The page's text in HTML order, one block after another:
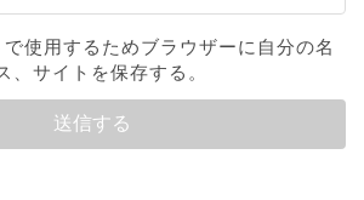
使用するためブラウザーに自分の名
、サイトを保存する。